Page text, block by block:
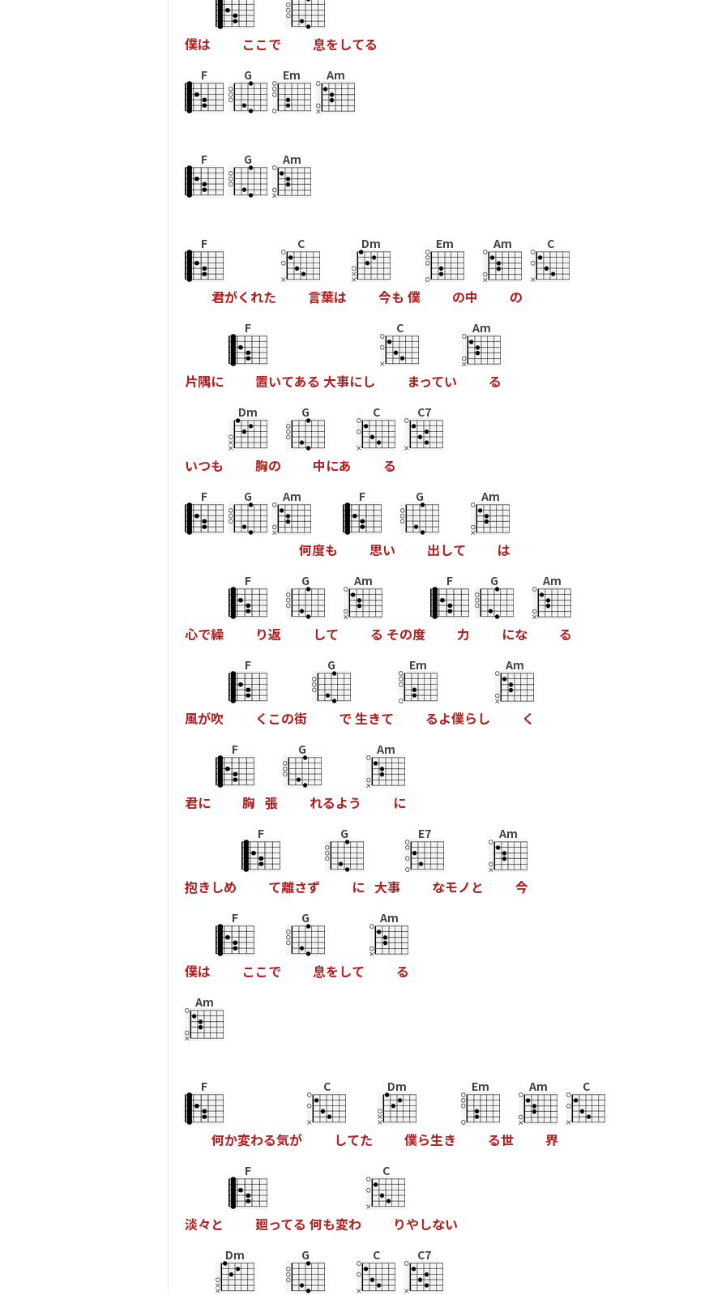
僕は こ こで 息をしてる
F G Em Am
F G Am
F
君がく れた
C
言葉は
Dm
今も 僕
Em
の中
Am
の
C
片隅に
F
置いてある 大事にし
C
まってい
Am
る
いつも
Dm
胸の
G
中にあ
C
る
C7
F G Am
何度も
F
思い
G
出して
Am
は
心で繰
F
り返
G
して
Am
る その度
F
力
G
にな
Am
る
風が吹
F
く この街
G
で 生きて
Em
るよ僕ら し
Am
く
君に
F
胸 張
G
れるよう
Am
に
抱き しめ
F
て離さず
G
に 大事
E7
なモノ と
Am
今
僕は
F
こ こで
G
息をして
Am
る
Am
F
何か変わる気が
C
してた
Dm
僕ら生き
Em
る世
Am
界
C
淡々 と
F
廻ってる 何も変わ
C
りやしない
Dm G C C7